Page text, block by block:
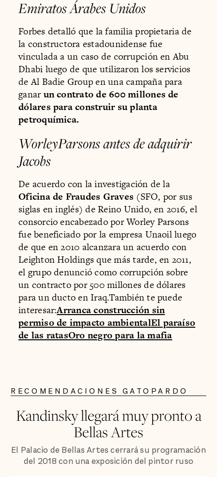
Emiratos Árabes Unidos
Forbes detalló que la familia propietaria de
la constructora estadounidense fue
vinculada a un caso de corrupción en Abu
Dhabi luego de que utilizaron los servicios
de Al Badie Group en una campaña para
ganarun contrato de 600 millones de
dólares para construir su planta
petroquímica.
WorleyParsons antes de adquirir
Jacobs
De acuerdo con la investigación de la
Oficina de Fraudes Graves (SFO, por sus
siglas en inglés) de Reino Unido, en 2016, el
consorcio encabezado por Worley Parsons
fue beneficiado por la empresa Unaoil luego
de que en 2010 alcanzara un acuerdo con
Leighton Holdings que más tarde, en 2011,
el grupo denunció como corrupción sobre
un contracto por 500 millones de dólares
para un ducto en Iraq.También te puede
interesar:Arranca construcción sin
permiso de impacto ambientalEl paraíso
de las ratasOro negro para la mafia
RECOMENDACIONES GATOPARDO
Kandinsky llegará muy pronto a
Bellas Artes
El Palacio de Bellas Artes cerrará su programación
del 2018 con una exposición del pintor ruso